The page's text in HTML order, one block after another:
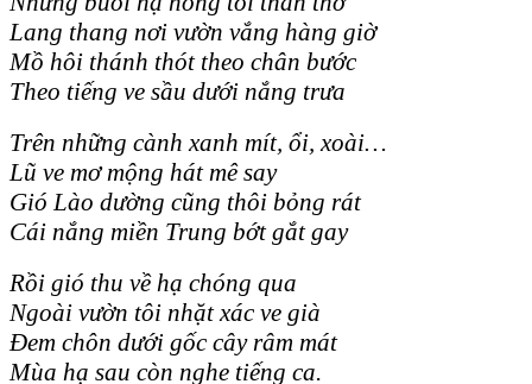
Lang thang nơi vườn vắng hàng giờ
Mồ hôi thánh thót theo chân bước
Theo tiếng ve sầu dưới nắng trưa
Trên những cành xanh mít, ổi, xoài…
Lũ ve mơ mộng hát mê say
Gió Lào dường cũng thôi bỏng rát
Cái nắng miền Trung bớt gắt gay
Rồi gió thu về hạ chóng qua
Ngoài vườn tôi nhặt xác ve già
Đem chôn dưới gốc cây râm mát
Mùa hạ sau còn nghe tiếng ca.